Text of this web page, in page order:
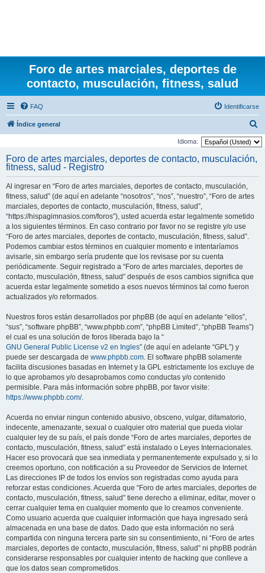
Foro de artes marciales, deportes de
contacto, musculación, fitness, salud
FAQ Identificarse
Índice general
u
Idioma:
Foro de artes marciales, deportes de contacto, musculación,
fitness, salud - Registro
Al ingresar en “Foro de artes marciales, deportes de contacto, musculación,
fitness, salud” (de aquí en adelante “nosotros”, “nos”, “nuestro”, “Foro de artes
marciales, deportes de contacto, musculación, fitness, salud”,
“https://hispagimnasios.com/foros”), usted acuerda estar legalmente sometido
a los siguientes términos. En caso contrario por favor no se registre y/o use
“Foro de artes marciales, deportes de contacto, musculación, fitness, salud”.
Podemos cambiar estos términos en cualquier momento e intentaríamos
avisarle, sin embargo sería prudente que los revisase por su cuenta
periódicamente. Seguir registrado a “Foro de artes marciales, deportes de
contacto, musculación, fitness, salud” después de esos cambios significa que
acuerda estar legalmente sometido a esos nuevos términos tal como fueron
actualizados y/o reformados.
Nuestros foros están desarrollados por phpBB (de aquí en adelante “ellos”,
“sus”, “software phpBB”, “www.phpbb.com”, “phpBB Limited”, “phpBB Teams”)
el cual es una solución de foros liberada bajo la “
GNU General Public License v2 en Ingles” (de aquí en adelante “GPL”) y
puede ser descargada de www.phpbb.com. El software phpBB solamente
facilita discusiones basadas en Internet y la GPL estrictamente los excluye de
lo que aprobamos y/o desaprobamos como conductas y/o contenido
permisible. Para más información sobre phpBB, por favor visite:
https://www.phpbb.com/.
Acuerda no enviar ningun contenido abusivo, obsceno, vulgar, difamatorio,
indecente, amenazante, sexual o cualquier otro material que pueda violar
cualquier ley de su país, el país donde “Foro de artes marciales, deportes de
contacto, musculación, fitness, salud” está instalado o Leyes Internacionales.
Hacer eso provocará que sea inmediata y permanentemente expulsado y, si lo
creemos oportuno, con notificación a su Proveedor de Servicios de Internet.
Las direcciones IP de todos los envíos son registradas como ayuda para
reforzar estas condiciones. Acuerda que “Foro de artes marciales, deportes de
contacto, musculación, fitness, salud” tiene derecho a eliminar, editar, mover o
cerrar cualquier tema en cualquier momento que lo creamos conveniente.
Como usuario acuerda que cualquier información que haya ingresado será
almacenada en una base de datos. Dado que esta información no será
compartida con ninguna tercera parte sin su consentimiento, ni “Foro de artes
marciales, deportes de contacto, musculación, fitness, salud” ni phpBB podrán
considerarse responsables por cualquier intento de hacking que conlleve a
que los datos sean comprometidos.